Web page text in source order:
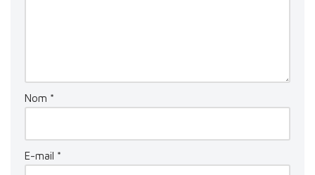
Nom *
E-mail *